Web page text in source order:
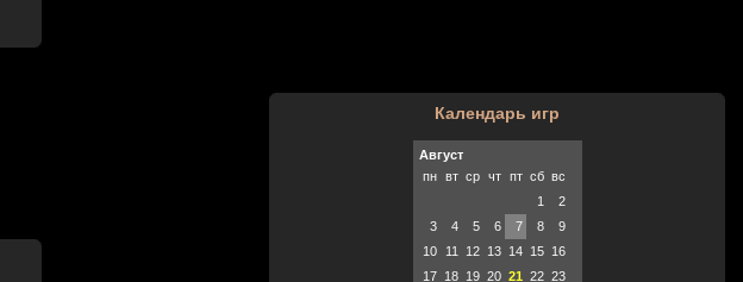
Календарь игр
Август
пн
вт ср чт пт сб вс
1
2
3
4 5 6 7 8
9
10
11 12 13 14 15
16
17
18 19 20 21 22 23